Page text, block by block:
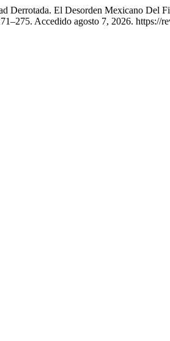
Derrotada. El Desorden Mexicano
Accedido agosto 7, 2026.